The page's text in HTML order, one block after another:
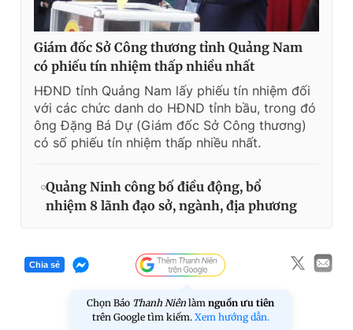
Giám đốc Sở Công thương tỉnh Quảng Nam
có phiếu tín nhiệm thấp nhiều nhất
HĐND tỉnh Quảng Nam lấy phiếu tín nhiệm đối
với các chức danh do HĐND tỉnh bầu, trong đó
ông Đặng Bá Dự (Giám đốc Sở Công thương)
có số phiếu tín nhiệm thấp nhiều nhất.
Quảng Ninh công bố điều động, bổ
nhiệm 8 lãnh đạo sở, ngành, địa phương
Chia sẻ
Chọn Báo Thanh Niên làm nguồn ưu tiên
trên Google tìm kiếm. Xem hướng dẫn.